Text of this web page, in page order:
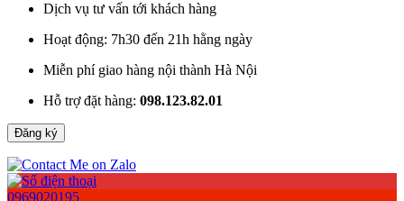
Dịch vụ tư vấn tới khách hàng
Hoạt động: 7h30 đến 21h hằng ngày
Miễn phí giao hàng nội thành Hà Nội
Hỗ trợ đặt hàng: 098.123.82.01
0969020195